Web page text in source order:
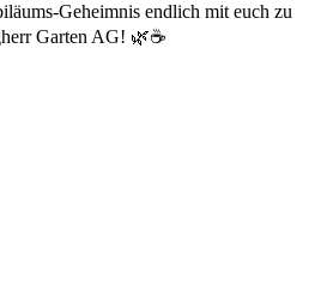
Geheimnis endlich mit euch zu
Garten AG! 🌿☕